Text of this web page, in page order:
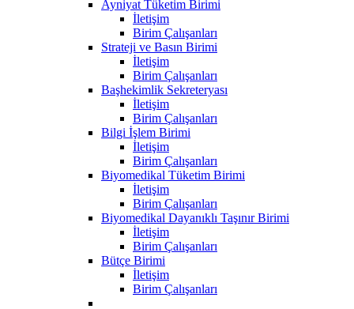
Ayniyat Tüketim Birimi
İletişim
Birim Çalışanları
Strateji ve Basın Birimi
İletişim
Birim Çalışanları
Başhekimlik Sekreteryası
İletişim
Birim Çalışanları
Bilgi İşlem Birimi
İletişim
Birim Çalışanları
Biyomedikal Tüketim Birimi
İletişim
Birim Çalışanları
Biyomedikal Dayanıklı Taşınır Birimi
İletişim
Birim Çalışanları
Bütçe Birimi
İletişim
Birim Çalışanları